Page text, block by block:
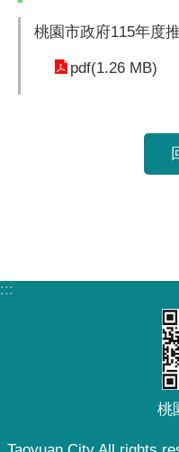
桃園市政府115年度
pdf(1.26 MB)
:::
桃